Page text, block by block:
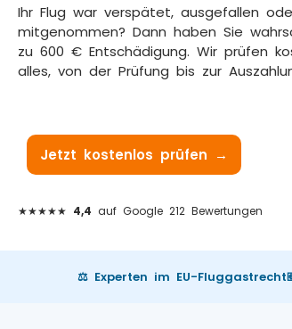
Ihr Flug war verspätet, ausgefallen
mitgenommen? Dann haben Sie
zu 600 € Entschädigung. Wir prüfen
alles, von der Prüfung bis zur
Jetzt kostenlos prüfen →
★★★★★ 4,4 auf Google 212 Bewertungen
⚖️ Experten im EU-Fluggastrecht